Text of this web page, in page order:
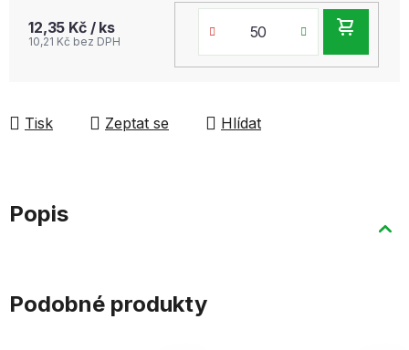
12,35 Kč / ks
10,21 Kč bez DPH
Tisk Zeptat se Hlídat
Popis
Podobné produkty